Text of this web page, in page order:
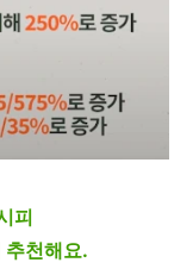
피
천해요.